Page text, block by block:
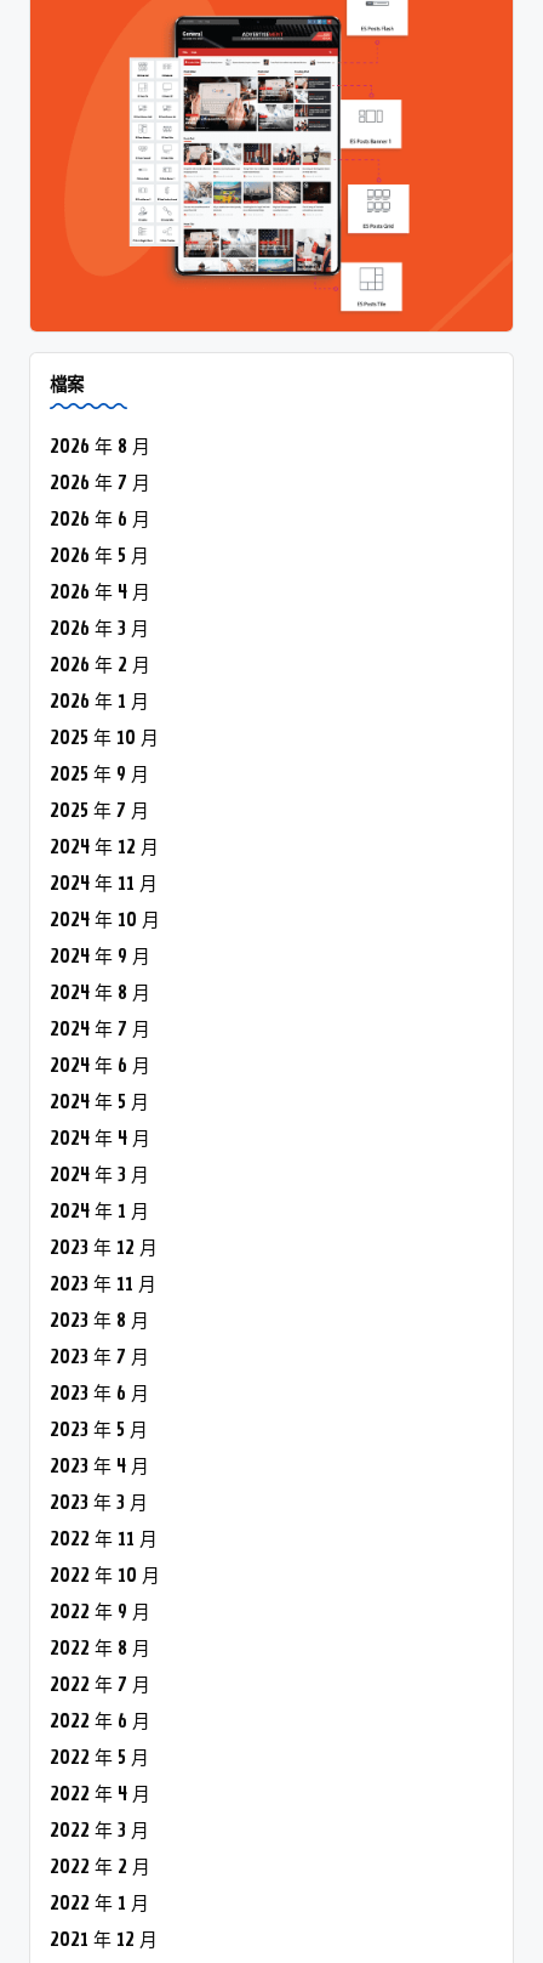
檔案
2026 年 8 月
2026 年 7 月
2026 年 6 月
2026 年 5 月
2026 年 4 月
2026 年 3 月
2026 年 2 月
2026 年 1 月
2025 年 10 月
2025 年 9 月
2025 年 7 月
2024 年 12 月
2024 年 11 月
2024 年 10 月
2024 年 9 月
2024 年 8 月
2024 年 7 月
2024 年 6 月
2024 年 5 月
2024 年 4 月
2024 年 3 月
2024 年 1 月
2023 年 12 月
2023 年 11 月
2023 年 8 月
2023 年 7 月
2023 年 6 月
2023 年 5 月
2023 年 4 月
2023 年 3 月
2022 年 11 月
2022 年 10 月
2022 年 9 月
2022 年 8 月
2022 年 7 月
2022 年 6 月
2022 年 5 月
2022 年 4 月
2022 年 3 月
2022 年 2 月
2022 年 1 月
2021 年 12 月